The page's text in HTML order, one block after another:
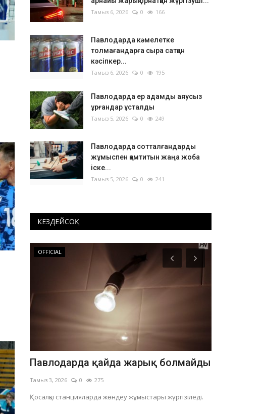
Тамыз 6, 2026 0 166
Павлодарда кәмелетке
толмағандарға сыра сатқан
кәсіпкер...
Тамыз 6, 2026 0 195
Павлодарда ер адамды аяусыз
ұрғандар ұсталды
Тамыз 5, 2026 0 249
Павлодарда сотталғандарды
жұмыспен қамтитын жаңа жоба
іске...
Тамыз 5, 2026 0 241
КЕЗДЕЙСОҚ
OFFICIAL
Павлодарда қайда жарық болмайды
Тамыз 3, 2026 0 275
Қосалқы станцияларда жөндеу жұмыстары жүргізіледі.